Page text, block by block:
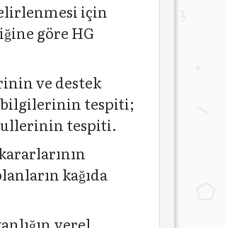
için
göre HG
ve destek
bilgilerinin tespiti;
tespiti.
kağıda
yerel